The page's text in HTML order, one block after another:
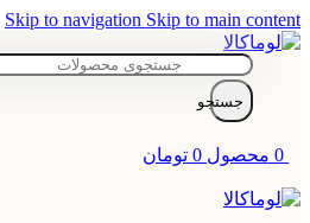
Skip to navigation Skip to main content
جستجو
0 محصول 0 تومان